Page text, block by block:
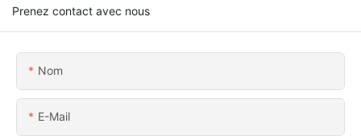
Prenez contact avec nous
Nom
E-Mail